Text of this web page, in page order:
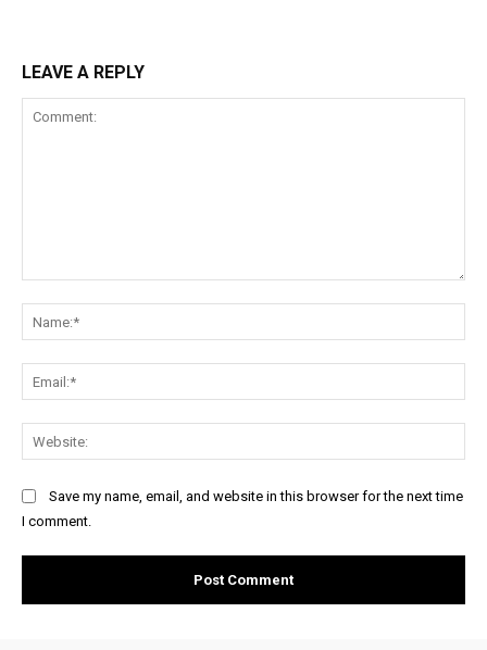
LEAVE A REPLY
Save my name, email, and website in this browser for the next time
I comment.